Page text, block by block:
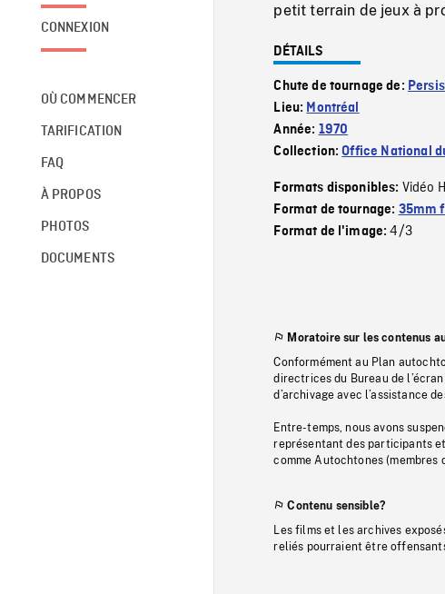
CONNEXION
OÙ COMMENCER
TARIFICATION
FAQ
À PROPOS
PHOTOS
DOCUMENTS
petit terrain de jeux à
DÉTAILS
Chute de tournage de:
Lieu: Montréal
Année: 1970
Collection:Office National
Formats disponibles: Vidéo
Format de tournage: 35mm
Format de l'image:4/3
Moratoire sur les contenus
Conformément au Plan
directrices du Bureau de
d’archivage avec l’assistance
Entre-temps, nous avons
représentant des participants
comme Autochtones (membres
Contenu sensible?
Les films et les archives
reliés pourraient être